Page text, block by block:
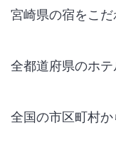
宮崎県の宿をこ
全都道府県のホ
全国の市区町村